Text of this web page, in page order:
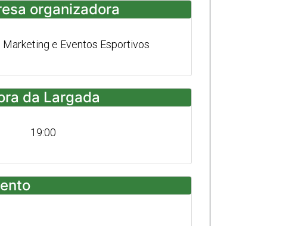
organizadora
Marketing e Eventos Esportivos
da Largada
19:00